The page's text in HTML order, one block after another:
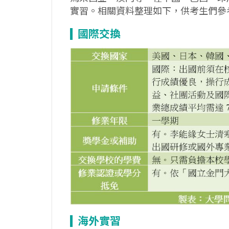
實習。相關資料整理如下，供考生們參
國際交換
海外實習